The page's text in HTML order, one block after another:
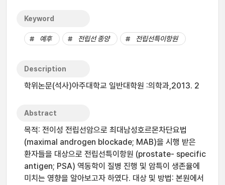
Keyword
예후 전립선 종양 전립선특이항원
Description
학위논문(석사)아주대학교 일반대학원 :의학과,2013. 2
Abstract
목적: 전이성 전립선암으로 최대남성호르몬차단요법
(maximal androgen blockade; MAB)을 시행 받은
환자들을 대상으로 전립선특이항원 (prostate- specific
antigen; PSA) 역동학이 질병 진행 및 암특이 생존율에
미치는 영향을 알아보고자 하였다. 대상 및 방법: 본원에서